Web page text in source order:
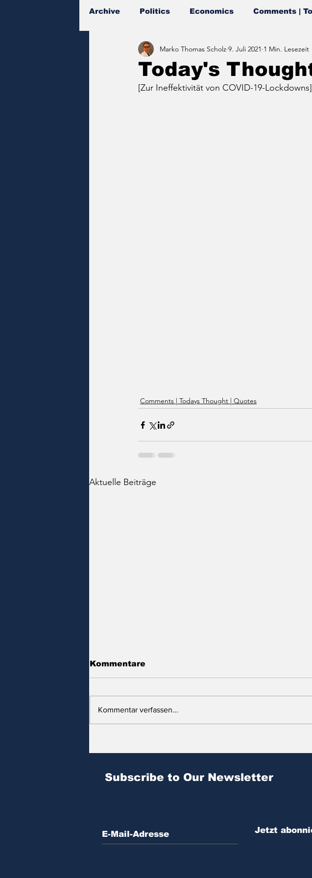
Archive Politics Economics Comments |
Documents
Today's
Marko Thomas Scholz 9. Juli 2021 1 Min. Lesezeit
[Zur Ineffektivität von COVID-19-Lockdowns]
Comments | Todays Thought | Quotes
Aktuelle Beiträge
Kommentare
Kommentar verfassen...
Subscribe to Our Newsletter
Jetzt